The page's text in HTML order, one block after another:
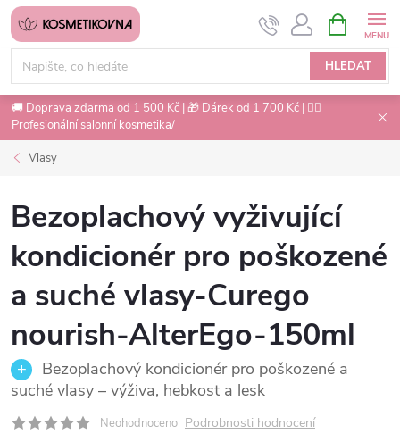
Přejít
obsah
HLEDAT
NÁKUPNÍ
KOŠÍK
🚚 Doprava zdarma od 1 500 Kč | 🎁 Dárek od 1 700 Kč | 💇‍♀️
Profesionální salonní kosmetika/
Vlasy
Bezoplachový vyživující
kondicionér pro poškozené
a suché vlasy-Curego
nourish-AlterEgo-150ml
Bezoplachový kondicionér pro poškozené a
suché vlasy – výživa, hebkost a lesk
Neohodnoceno Podrobnosti hodnocení